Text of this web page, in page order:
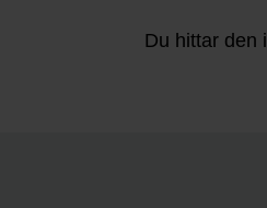
Du hittar den